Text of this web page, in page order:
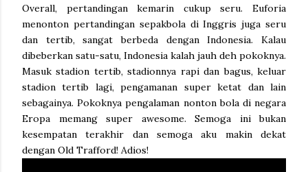
Overall, pertandingan kemarin cukup seru. Euforia
menonton pertandingan sepakbola di Inggris juga seru
dan tertib, sangat berbeda dengan Indonesia. Kalau
dibeberkan satu-satu, Indonesia kalah jauh deh pokoknya.
Masuk stadion tertib, stadionnya rapi dan bagus, keluar
stadion tertib lagi, pengamanan super ketat dan lain
sebagainya. Pokoknya pengalaman nonton bola di negara
Eropa memang super awesome. Semoga ini bukan
kesempatan terakhir dan semoga aku makin dekat
dengan Old Trafford! Adios!